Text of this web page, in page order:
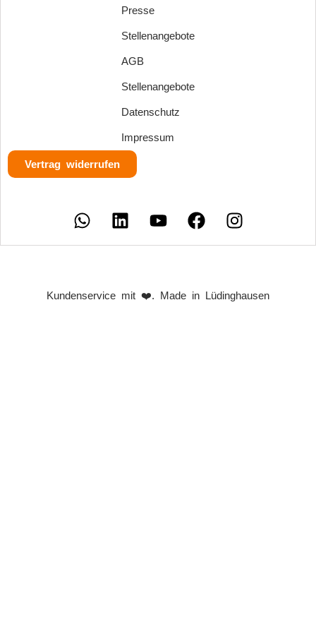
Presse
Stellenangebote
AGB
Stellenangebote
Datenschutz
Impressum
Vertrag widerrufen
Kundenservice mit ❤️. Made in Lüdinghausen